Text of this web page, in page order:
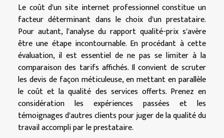
Le coût d'un site internet professionnel constitue un
facteur déterminant dans le choix d'un prestataire.
Pour autant, l'analyse du rapport qualité-prix s'avère
être une étape incontournable. En procédant à cette
évaluation, il est essentiel de ne pas se limiter à la
comparaison des tarifs affichés. Il convient de scruter
les devis de façon méticuleuse, en mettant en parallèle
le coût et la qualité des services offerts. Prenez en
considération les expériences passées et les
témoignages d'autres clients pour juger de la qualité du
travail accompli par le prestataire.